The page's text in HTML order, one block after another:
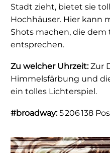
Stadt zieht, bietet sie
Hochhäuser. Hier kann
Shots machen, die dem
entsprechen.
Zu welcher Uhrzeit:Zur
Himmelsfärbung und
ein tolles Lichterspiel.
#broadway:5 206 138